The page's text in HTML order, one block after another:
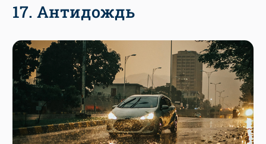
17. Антидождь